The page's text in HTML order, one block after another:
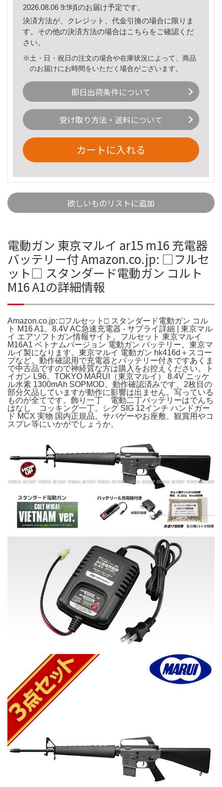
2026.08.06 9:9頃のお届け予定です。
決済方法が、クレジット、代金引換の場合に限りま
す。その他の決済方法の場合はこちら をご確認くだ
さい。
※土・日・祝日の注文の場合や在庫状況によって、商品
のお届けにお時間をいただく場合がございます。
即日出荷条件について
受け取り方法・送料について
カートに入れる
欲しいものリストに追加
電動ガン 東京マルイ ar15 m16 充電器
バッテリー付 Amazon.co.jp: □フルセ
ット□ スタンダード電動ガン コルト
M16 A1の詳細情報
Amazon.co.jp: □フルセット□ スタンダード電動ガン コル
ト M16 A1。8.4V AC急速充電器 - サプライ詳細 | 東京マル
イ エアソフトガン情報サイト。フルセット 東京マルイ
M16A1 ベトナムバージョン 電動ガン バッテリー。東京マ
ルイ製になります。東京マルイ 電動ガン hk416d＋スコー
プなど。動作確認用で充電器とバッテリー付きですあくま
で中古品ですので神経質な方は購入をお控えください。ト
イガン L96。TOKYO MARUI（東京マルイ） 8.4V ニッケ
ル水素 1300mAh SOPMOD。動作確認済みです、2枚目の
部分欠品していますが動作に影響は出ません。写っている
ものが全てです。飾り一丁 電動二丁バッテリーはでんち
はなし コッキング一丁。シグ SIG 12インチ ハンドガー
ド MCX 実物 国内正規品。サバゲーやお座敷、観賞用やコ
スプレ等にいかがでしょうか。